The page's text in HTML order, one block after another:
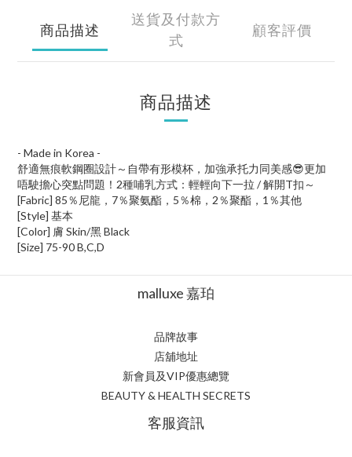
商品描述
送貨及付款方
式
顧客評價
商品描述
- Made in Korea -
舒適無痕軟鋼圈設計～自帶有形模杯，加強承托力同美感😎更加
唔駛擔心突點問題！2種哺乳方式：輕輕向下一拉 / 解開T扣～
[Fabric] 85％尼龍，7％聚氨酯，5％棉，2％聚酯，1％其他
[Style] 基本
[Color] 膚 Skin/黑 Black
[Size] 75-90 B,C,D
malluxe 嘉珀
品牌故事
店舖地址
新會員及VIP優惠總覽
BEAUTY & HEALTH SECRETS
客服資訊